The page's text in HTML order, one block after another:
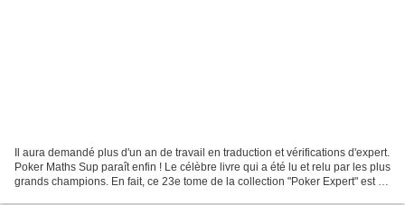
Il aura demandé plus d'un an de travail en traduction et vérifications d'expert.
Poker Maths Sup paraît enfin ! Le célèbre livre qui a été lu et relu par les plus
grands champions. En fait, ce 23e tome de la collection "Poker Expert" est le